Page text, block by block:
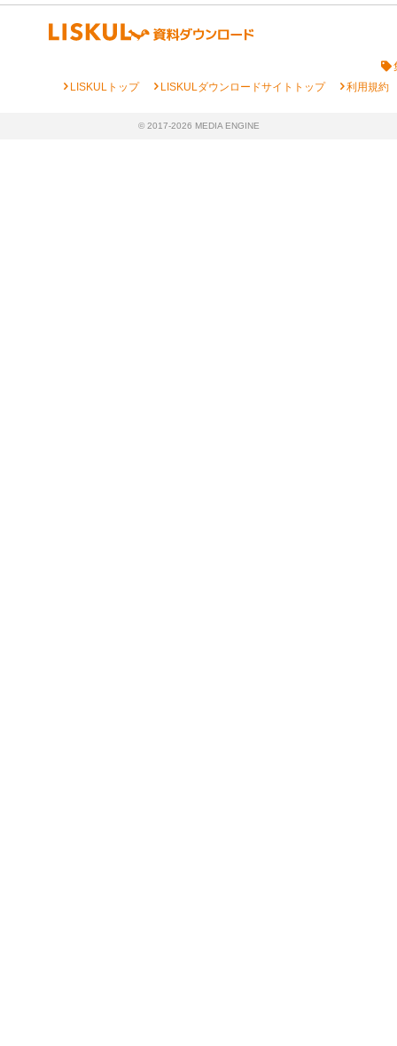
chevron_rightLISKULトップ chevron_rightLISKULダウンロードサイトトップ chevron_right利用規約
© 2017-2026 MEDIA ENGINE